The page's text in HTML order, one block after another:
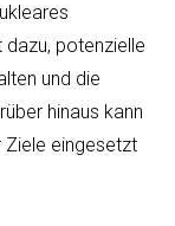
potenzielle
und die
hinaus kann
Ziele eingesetzt